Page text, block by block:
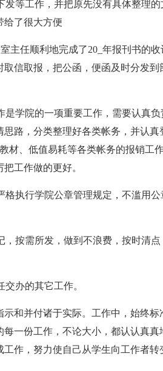
等工作，并把原先没有具体整理的
给了很大方便
主任顺利地完成了20_年报刊书的收
信取报，把公函，便函及时分发到
学院的一项重要工作，需要认真负
路，分类整理好各类帐务，并认真
材、低值易耗等各类帐务的报销工
工作做的更好。
执行学院公章管理规定，不滥用公
按需所发，做到不浪费，按时清点
办的其它工作。
和并付诸于实际。工作中，始终标
一份工作，不论大小，都认认真真
作，努力使自己从学生向工作者转